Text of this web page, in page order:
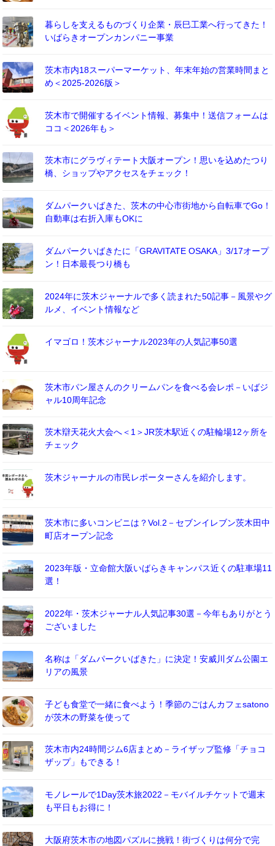
暮らしを支えるものづくり企業・辰巳工業へ行ってきた！
いばらきオープンカンパニー事業
茨木市内18スーパーマーケット、年末年始の営業時間まと
め＜2025-2026版＞
茨木市で開催するイベント情報、募集中！送信フォームは
ココ＜2026年も＞
茨木市にグラヴィテート大阪オープン！思いを込めたつり
橋、ショップやアクセスをチェック！
ダムパークいばきた、茨木の中心市街地から自転車でGo！
自動車は右折入庫もOKに
ダムパークいばきたに「GRAVITATE OSAKA」3/17オープ
ン！日本最長つり橋も
2024年に茨木ジャーナルで多く読まれた50記事－風景やグ
ルメ、イベント情報など
イマゴロ！茨木ジャーナル2023年の人気記事50選
茨木市パン屋さんのクリームパンを食べる会レポ－いばジ
ャル10周年記念
茨木辯天花火大会へ＜1＞JR茨木駅近くの駐輪場12ヶ所を
チェック
茨木ジャーナルの市民レポーターさんを紹介します。
茨木市に多いコンビニは？Vol.2－セブンイレブン茨木田中
町店オープン記念
2023年版・立命館大阪いばらきキャンパス近くの駐車場11
選！
2022年・茨木ジャーナル人気記事30選－今年もありがとう
ございました
名称は「ダムパークいばきた」に決定！安威川ダム公園エ
リアの風景
子ども食堂で一緒に食べよう！季節のごはんカフェsatono
が茨木の野菜を使って
茨木市内24時間ジム6店まとめ－ライザップ監修「チョコ
ザップ」もできる！
モノレールで1Day茨木旅2022－モバイルチケットで週末
も平日もお得に！
大阪府茨木市の地図パズルに挑戦！街づくりは何分で完